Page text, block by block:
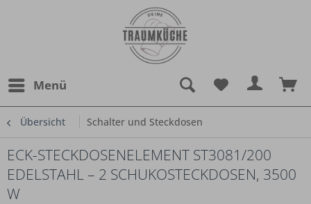
Menü
Übersicht Schalter und Steckdosen
ECK-STECKDOSENELEMENT ST3081/200
EDELSTAHL – 2 SCHUKOSTECKDOSEN, 3500
W